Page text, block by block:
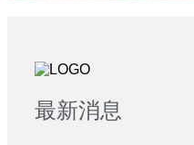
最新消息